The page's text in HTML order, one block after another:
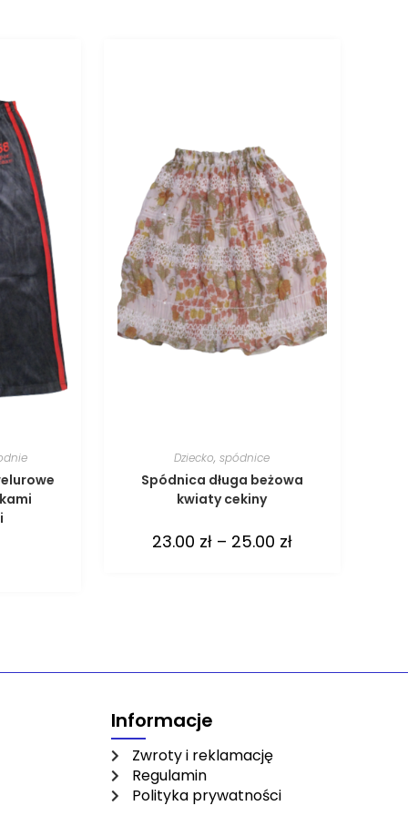
Dziecko,spódnice
Spódnica długa beżowa
kwiaty cekiny
23.00 zł – 25.00 zł
Informacje
Zwroty i reklamację
Regulamin
Polityka prywatności